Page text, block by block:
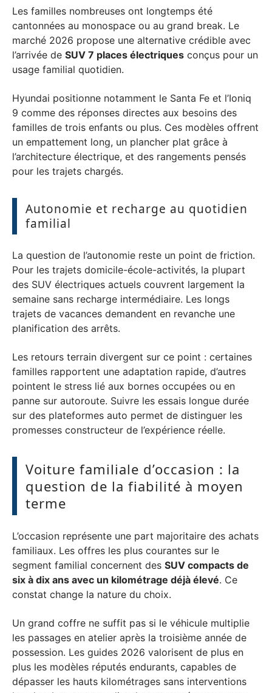
Les familles nombreuses ont longtemps été
cantonnées au monospace ou au grand break. Le
marché 2026 propose une alternative crédible avec
l’arrivée de SUV 7 places électriques conçus pour un
usage familial quotidien.
Hyundai positionne notamment le Santa Fe et l’Ioniq
9 comme des réponses directes aux besoins des
familles de trois enfants ou plus. Ces modèles offrent
un empattement long, un plancher plat grâce à
l’architecture électrique, et des rangements pensés
pour les trajets chargés.
Autonomie et recharge au quotidien
familial
La question de l’autonomie reste un point de friction.
Pour les trajets domicile-école-activités, la plupart
des SUV électriques actuels couvrent largement la
semaine sans recharge intermédiaire. Les longs
trajets de vacances demandent en revanche une
planification des arrêts.
Les retours terrain divergent sur ce point : certaines
familles rapportent une adaptation rapide, d’autres
pointent le stress lié aux bornes occupées ou en
panne sur autoroute. Suivre les essais longue durée
sur des plateformes auto permet de distinguer les
promesses constructeur de l’expérience réelle.
Voiture familiale d’occasion : la
question de la fiabilité à moyen
terme
L’occasion représente une part majoritaire des achats
familiaux. Les offres les plus courantes sur le
segment familial concernent des SUV compacts de
six à dix ans avec un kilométrage déjà élevé. Ce
constat change la nature du choix.
Un grand coffre ne suffit pas si le véhicule multiplie
les passages en atelier après la troisième année de
possession. Les guides 2026 valorisent de plus en
plus les modèles réputés endurants, capables de
dépasser les hauts kilométrages sans interventions